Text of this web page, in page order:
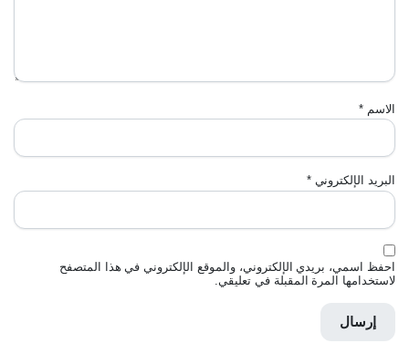
الاسم *
البريد الإلكتروني*
احفظ اسمي، بريدي الإلكتروني، والموقع الإلكتروني في هذا المتصفح
لاستخدامها المرة المقبلة في تعليقي.